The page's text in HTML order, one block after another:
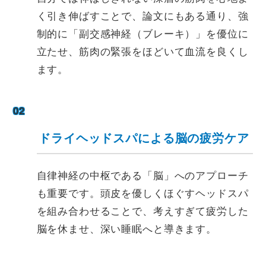
く引き伸ばすことで、論文にもある通り、強
制的に「副交感神経（ブレーキ）」を優位に
立たせ、筋肉の緊張をほどいて血流を良くし
ます。
02
ドライヘッドスパによる脳の疲労ケア
自律神経の中枢である「脳」へのアプローチ
も重要です。頭皮を優しくほぐすヘッドスパ
を組み合わせることで、考えすぎて疲労した
脳を休ませ、深い睡眠へと導きます。